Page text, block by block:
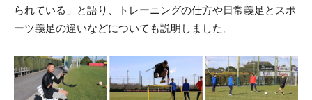
られている」と語り、トレーニングの仕方や日常義足とスポ
ーツ義足の違いなどについても説明しました。